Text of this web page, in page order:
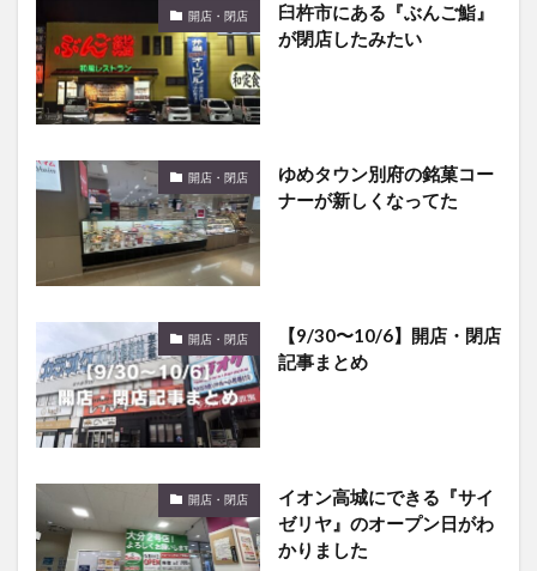
開店・閉店
臼杵市にある『ぶんご鮨』
が閉店したみたい
開店・閉店
ゆめタウン別府の銘菓コー
ナーが新しくなってた
開店・閉店
【9/30〜10/6】開店・閉店
記事まとめ
開店・閉店
イオン高城にできる『サイ
ゼリヤ』のオープン日がわ
かりました